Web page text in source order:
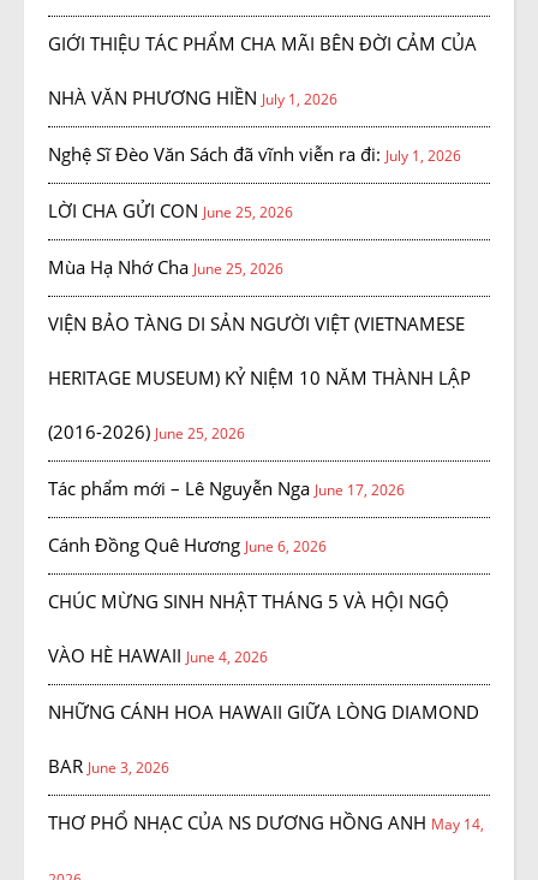
GIỚI THIỆU TÁC PHẨM CHA MÃI BÊN ĐỜI CẢM CỦA
NHÀ VĂN PHƯƠNG HIỀN July 1, 2026
Nghệ Sĩ Đèo Văn Sách đã vĩnh viễn ra đi: July 1, 2026
LỜI CHA GỬI CON June 25, 2026
Mùa Hạ Nhớ Cha June 25, 2026
VIỆN BẢO TÀNG DI SẢN NGƯỜI VIỆT (VIETNAMESE
HERITAGE MUSEUM) KỶ NIỆM 10 NĂM THÀNH LẬP
(2016-2026) June 25, 2026
Tác phẩm mới – Lê Nguyễn Nga June 17, 2026
Cánh Đồng Quê Hương June 6, 2026
CHÚC MỪNG SINH NHẬT THÁNG 5 VÀ HỘI NGỘ
VÀO HÈ HAWAII June 4, 2026
NHỮNG CÁNH HOA HAWAII GIỮA LÒNG DIAMOND
BAR June 3, 2026
THƠ PHỔ NHẠC CỦA NS DƯƠNG HỒNG ANH May 14,